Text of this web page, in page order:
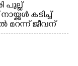
പുല്ല്
കടിച്ച്
മറന്ന് ജീവന്